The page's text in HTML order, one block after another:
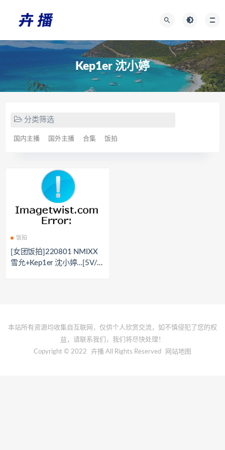
Kep1er 沈小婷
分类筛选
国内主播 国外主播 合集 饭拍
饭拍
[女团饭拍]220801 NMIXX
雪允+Kep1er 沈小婷…[5V/1.
本站所有资源均收集自互联网，仅供个人欣赏交流，如不慎侵犯了您的权
益，请联系我们，我们将尽快处理！
Copyright © 2022
卉播 All Rights Reserved 网站地图